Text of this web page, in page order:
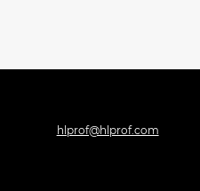
hlprof@hlprof.com